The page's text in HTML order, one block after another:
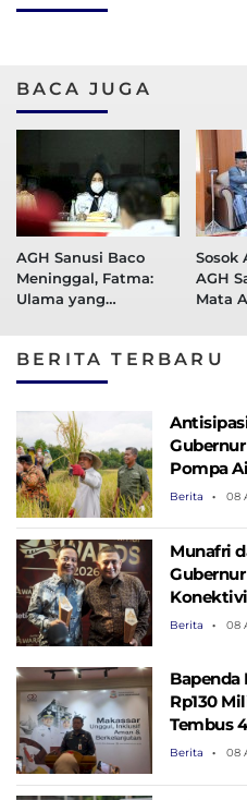
BACA JUGA
AGH Sanusi Baco
Meninggal, Fatma:
Ulama yang
Sosok
AGH
Mata
BERITA TERBARU
Pompa
Pertanian
Berita 08
Munafri
Berita 08
Bapenda
Rp130
Tembus
Berita 08